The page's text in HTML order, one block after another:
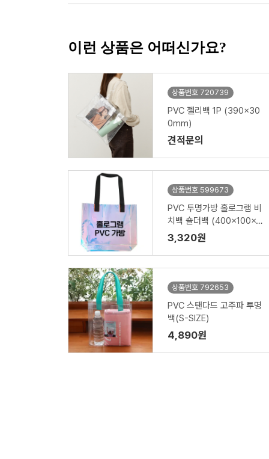
이런 상품은 어떠신가요?
상품번호 720739
PVC 젤리백 1P (390x30
0mm)
견적문의
상품번호 599673
PVC 투명가방 홀로그램 비
치백 숄더백 (400x100x3
00mm) HB06
3,320원
상품번호 792653
PVC 스탠다드 고주파 투명
백(S-SIZE)
4,890원